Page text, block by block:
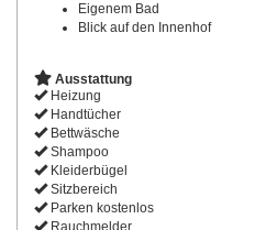
Eigenem Bad
Blick auf den Innenhof
Ausstattung
Heizung
Handtücher
Bettwäsche
Shampoo
Kleiderbügel
Sitzbereich
Parken kostenlos